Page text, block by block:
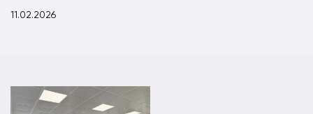
11.02.2026